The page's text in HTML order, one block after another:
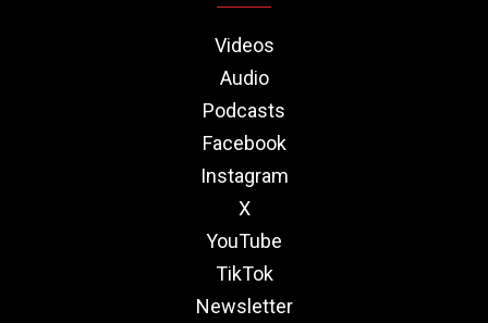
Videos
Audio
Podcasts
Facebook
Instagram
X
YouTube
TikTok
Newsletter